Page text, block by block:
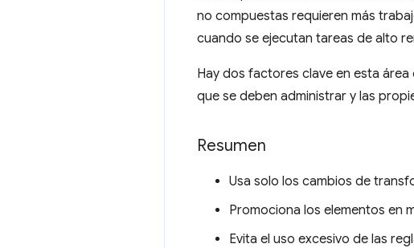
no compuestas requieren más
cuando se ejecutan tareas de alto
Hay dos factores clave en esta
que se deben administrar y las
Resumen
Usa solo los cambios de
Promociona los elementos en
Evita el uso excesivo de las